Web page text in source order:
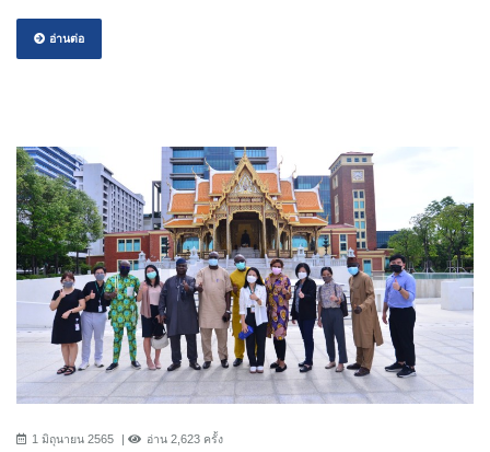
อ่านต่อ
1 มิถุนายน 2565 อ่าน 2,623 ครั้ง